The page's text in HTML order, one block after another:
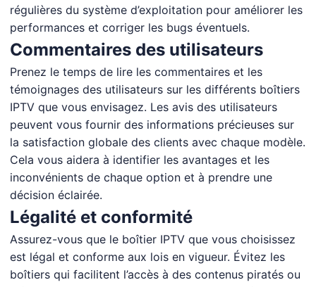
régulières du système d’exploitation pour améliorer les
performances et corriger les bugs éventuels.
Commentaires des utilisateurs
Prenez le temps de lire les commentaires et les
témoignages des utilisateurs sur les différents boîtiers
IPTV que vous envisagez. Les avis des utilisateurs
peuvent vous fournir des informations précieuses sur
la satisfaction globale des clients avec chaque modèle.
Cela vous aidera à identifier les avantages et les
inconvénients de chaque option et à prendre une
décision éclairée.
Légalité et conformité
Assurez-vous que le boîtier IPTV que vous choisissez
est légal et conforme aux lois en vigueur. Évitez les
boîtiers qui facilitent l’accès à des contenus piratés ou